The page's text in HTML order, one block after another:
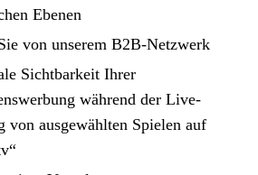
Ebenen
von unserem B2B-Netzwerk
Sichtbarkeit Ihrer
während der Live-
von ausgewählten Spielen auf